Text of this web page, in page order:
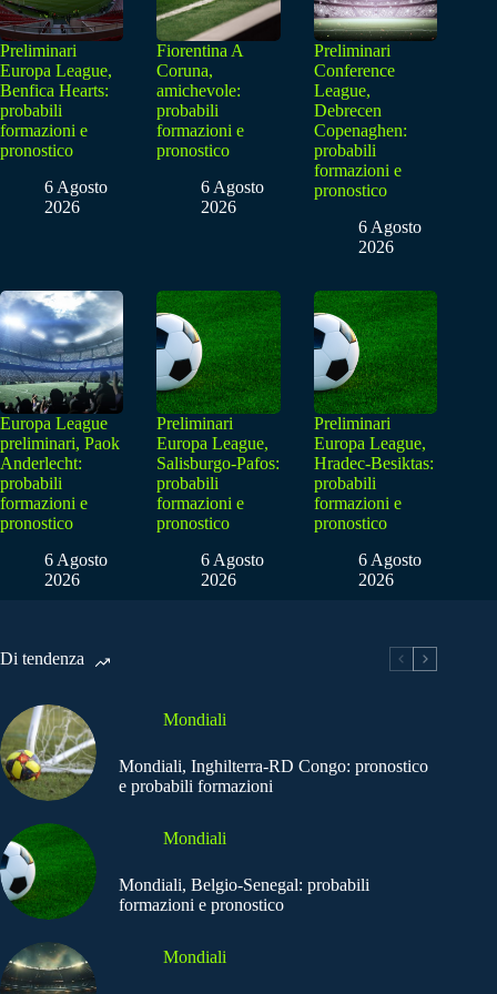
Preliminari
Europa League,
Benfica Hearts:
probabili
formazioni e
pronostico
6 Agosto
2026
Fiorentina A
Coruna,
amichevole:
probabili
formazioni e
pronostico
6 Agosto
2026
Preliminari
Conference
League,
Debrecen
Copenaghen:
probabili
formazioni e
pronostico
6 Agosto
2026
Europa League
preliminari, Paok
Anderlecht:
probabili
formazioni e
pronostico
6 Agosto
2026
Preliminari
Europa League,
Salisburgo-Pafos:
probabili
formazioni e
pronostico
6 Agosto
2026
Preliminari
Europa League,
Hradec-Besiktas:
probabili
formazioni e
pronostico
6 Agosto
2026
Di tendenza
Mondiali
Mondiali, Inghilterra-RD Congo: pronostico
e probabili formazioni
Mondiali
Mondiali, Belgio-Senegal: probabili
formazioni e pronostico
Mondiali